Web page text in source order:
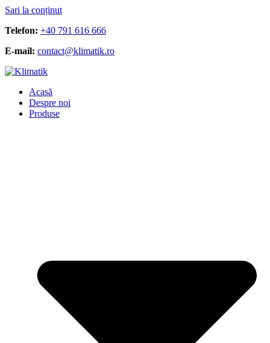
Sari la conținut
Telefon: +40 791 616 666
E-mail: contact@klimatik.ro
Acasă
Despre noi
Produse